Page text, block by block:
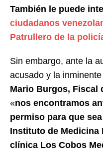
También le puede
ciudadanos
Patrullero de la
Sin embargo, ante la
acusado y la
Mario Burgos, Fiscal
«nos encontramos
permiso para que
Instituto de Medicina
clínica Los Cobos